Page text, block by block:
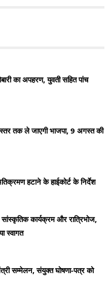
का अपहरण, युवती सहित पांच
स्तर तक ले जाएगी भाजपा, 9 अगस्त की
हटाने के हाईकोर्ट के निर्देश
सांस्कृतिक कार्यक्रम और रात्रिभोज,
स्वागत
सम्मेलन, संयुक्त घोषणा-पत्र को